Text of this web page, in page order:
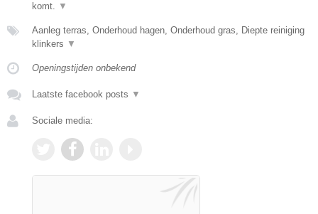
komt. ▼
Aanleg terras, Onderhoud hagen, Onderhoud gras, Diepte reiniging
klinkers ▼
Openingstijden onbekend
Laatste facebook posts ▼
Sociale media: